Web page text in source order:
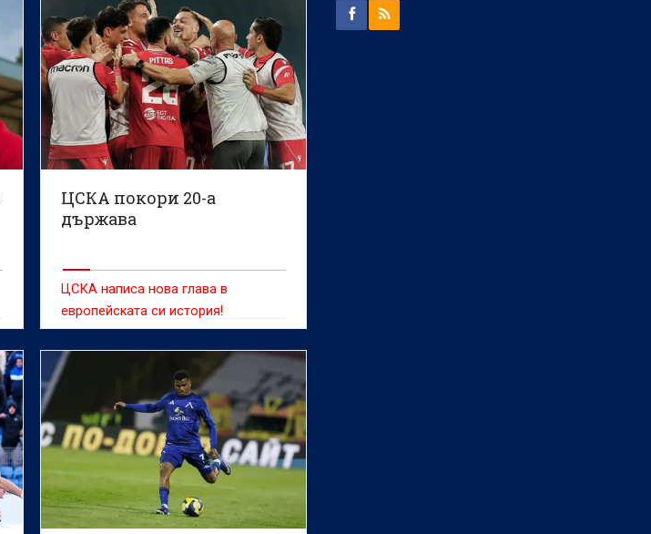
ЦСКА покори 20-а
държава
ЦСКА написа нова глава в
европейската си история!